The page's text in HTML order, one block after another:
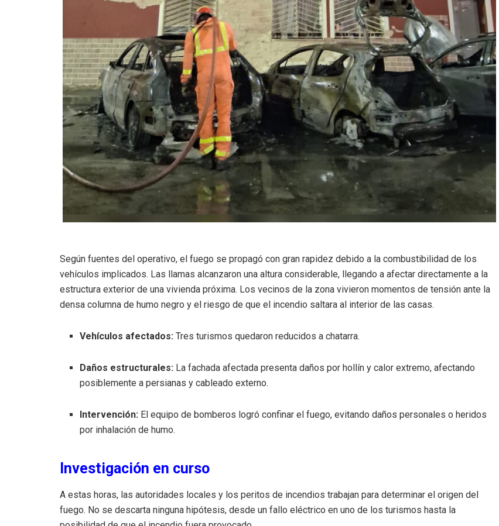
Según fuentes del operativo, el fuego se propagó con gran rapidez debido a la combustibilidad de los
vehículos implicados. Las llamas alcanzaron una altura considerable, llegando a afectar directamente a la
estructura exterior de una vivienda próxima. Los vecinos de la zona vivieron momentos de tensión ante la
densa columna de humo negro y el riesgo de que el incendio saltara al interior de las casas.
Vehículos afectados: Tres turismos quedaron reducidos a chatarra.
Daños estructurales: La fachada afectada presenta daños por hollín y calor extremo, afectando
posiblemente a persianas y cableado externo.
Intervención: El equipo de bomberos logró confinar el fuego, evitando daños personales o heridos
por inhalación de humo.
Investigación en curso
A estas horas, las autoridades locales y los peritos de incendios trabajan para determinar el origen del
fuego. No se descarta ninguna hipótesis, desde un fallo eléctrico en uno de los turismos hasta la